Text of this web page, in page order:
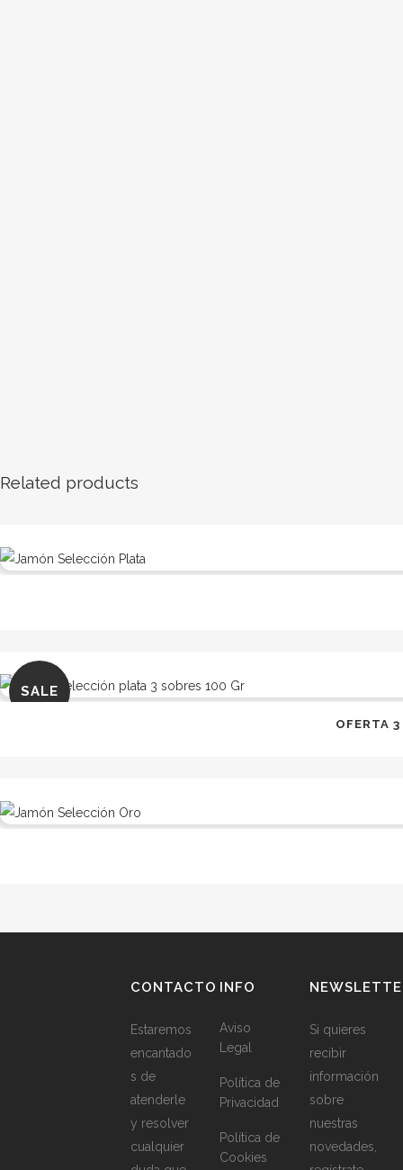
Related products
SALE
OFERTA
CONTACTO
Estaremos
encantado
s de
atenderle
y resolver
cualquier
INFO
Aviso
Legal
Política de
Privacidad
Política de
Cookies
Si quieres
recibir
información
sobre
nuestras
novedades,